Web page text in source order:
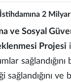
İstihdamına 2
ve Sosyal
Projesi
sağlandığını